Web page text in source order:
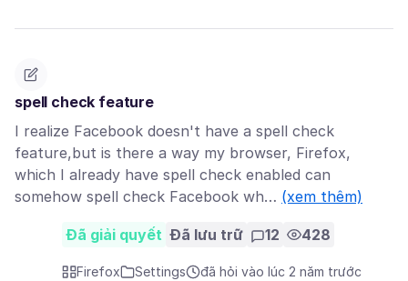
spell check feature
I realize Facebook doesn't have a spell check
feature,but is there a way my browser, Firefox,
which I already have spell check enabled can
somehow spell check Facebook wh… (xem thêm)
Đã giải quyết Đã lưu trữ 12 428
Firefox Settings
đã hỏi vào lúc 2 năm trước